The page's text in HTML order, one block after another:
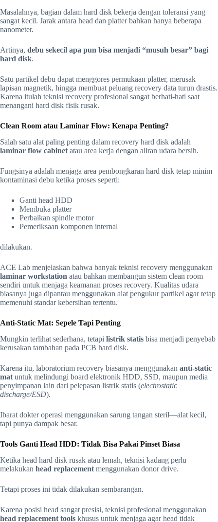
Masalahnya, bagian dalam hard disk bekerja dengan toleransi yang
sangat kecil. Jarak antara head dan platter bahkan hanya beberapa
nanometer.
Artinya, debu sekecil apa pun bisa menjadi “musuh besar” bagi
hard disk.
Satu partikel debu dapat menggores permukaan platter, merusak
lapisan magnetik, hingga membuat peluang recovery data turun drastis.
Karena itulah teknisi recovery profesional sangat berhati-hati saat
menangani hard disk fisik rusak.
Clean Room atau Laminar Flow: Kenapa Penting?
Salah satu alat paling penting dalam recovery hard disk adalah
laminar flow cabinet atau area kerja dengan aliran udara bersih.
Fungsinya adalah menjaga area pembongkaran hard disk tetap minim
kontaminasi debu ketika proses seperti:
Ganti head HDD
Membuka platter
Perbaikan spindle motor
Pemeriksaan komponen internal
dilakukan.
ACE Lab menjelaskan bahwa banyak teknisi recovery menggunakan
laminar workstation atau bahkan membangun sistem clean room
sendiri untuk menjaga keamanan proses recovery. Kualitas udara
biasanya juga dipantau menggunakan alat pengukur partikel agar tetap
memenuhi standar kebersihan tertentu.
Anti-Static Mat: Sepele Tapi Penting
Mungkin terlihat sederhana, tetapi listrik statis bisa menjadi penyebab
kerusakan tambahan pada PCB hard disk.
Karena itu, laboratorium recovery biasanya menggunakan anti-static
mat untuk melindungi board elektronik HDD, SSD, maupun media
penyimpanan lain dari pelepasan listrik statis (electrostatic
discharge/ESD).
Ibarat dokter operasi menggunakan sarung tangan steril—alat kecil,
tapi punya dampak besar.
Tools Ganti Head HDD: Tidak Bisa Pakai Pinset Biasa
Ketika head hard disk rusak atau lemah, teknisi kadang perlu
melakukan head replacement menggunakan donor drive.
Tetapi proses ini tidak dilakukan sembarangan.
Karena posisi head sangat presisi, teknisi profesional menggunakan
head replacement tools khusus untuk menjaga agar head tidak